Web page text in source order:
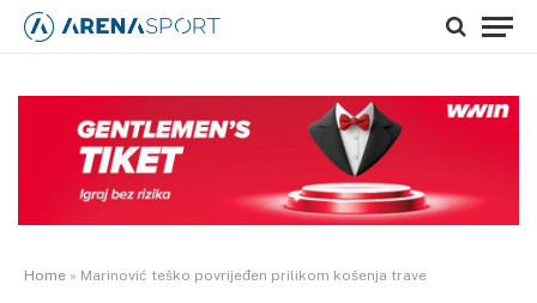
Home » Marinović teško povrijeđen prilikom košenja trave